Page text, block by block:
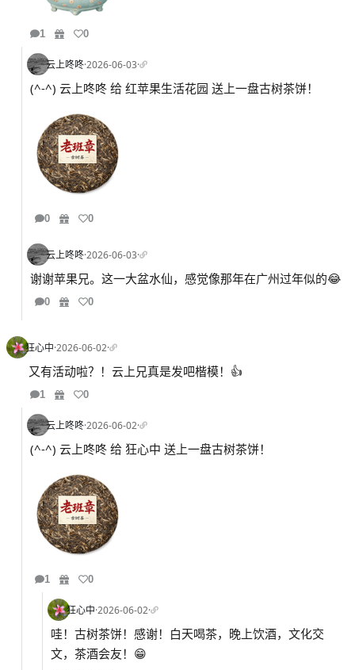
1 0
云上咚咚·2026-06-03·
(^-^) 云上咚咚 给 红苹果生活花园 送上一盘古树茶饼！
0 0
云上咚咚·2026-06-03·
谢谢苹果兄。这一大盆水仙，感觉像那年在广州过年似的😂
0 0
狂心中·2026-06-02·
又有活动啦？！云上兄真是发吧楷模！👍
1 0
云上咚咚·2026-06-02·
(^-^) 云上咚咚 给 狂心中 送上一盘古树茶饼！
1 0
狂心中·2026-06-02·
哇！古树茶饼！感谢！白天喝茶，晚上饮酒，文化交
文，茶酒会友！😁